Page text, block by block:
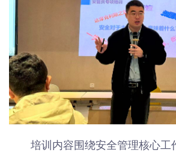
培训内容围绕安全管理核心工